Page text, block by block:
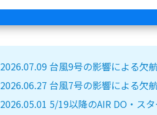
2026.07.09 台風9号の影響による欠
2026.06.27 台風7号の影響による欠
2026.05.01 5/19以降のAIR DO・ス